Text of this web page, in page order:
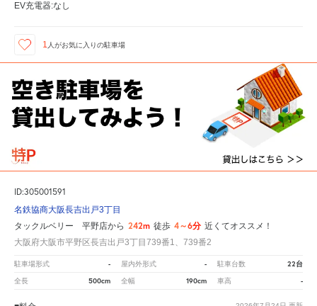
EV充電器:なし
1 人がお気に入りの駐車場
ID:305001591
名鉄協商大阪長吉出戸3丁目
タックルベリー 平野店から 242m 徒歩 4～6分 近くてオススメ！
大阪府大阪市平野区長吉出戸3丁目739番1、739番2
駐車場形式 - 屋内外形式 - 駐車台数 22台
全長 500cm 全幅 190cm 車高 -